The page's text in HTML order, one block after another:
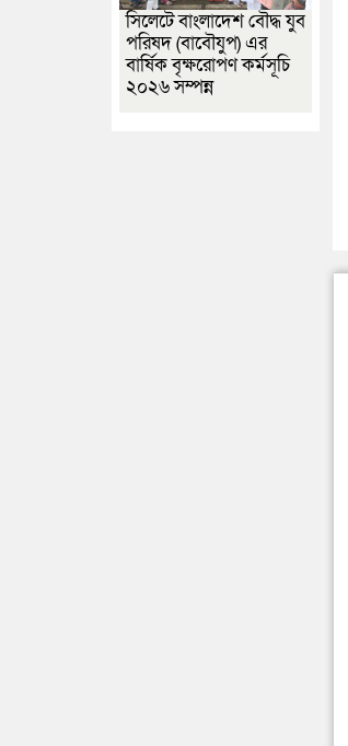
সিলেটে বাংলাদেশ বৌদ্ধ যুব
পরিষদ (বাবৌযুপ) এর
বার্ষিক বৃক্ষরোপণ কর্মসূচি
২০২৬ সম্পন্ন